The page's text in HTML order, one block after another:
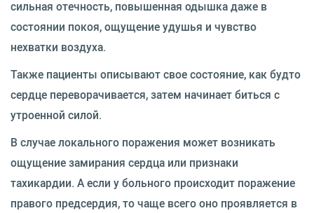
сильная отечность, повышенная одышка даже в
состоянии покоя, ощущение удушья и чувство
нехватки воздуха.
Также пациенты описывают свое состояние, как будто
сердце переворачивается, затем начинает биться с
утроенной силой.
В случае локального поражения может возникать
ощущение замирания сердца или признаки
тахикардии. А если у больного происходит поражение
правого предсердия, то чаще всего оно проявляется в